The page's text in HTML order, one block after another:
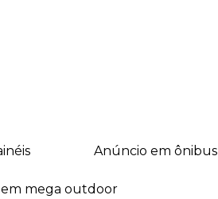
anúncio em ônibus
em mega outdoor